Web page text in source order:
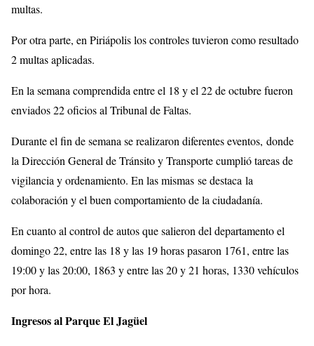
multas.
Por otra parte, en Piriápolis los controles tuvieron como resultado
2 multas aplicadas.
En la semana comprendida entre el 18 y el 22 de octubre fueron
enviados 22 oficios al Tribunal de Faltas.
Durante el fin de semana se realizaron diferentes eventos, donde
la Dirección General de Tránsito y Transporte cumplió tareas de
vigilancia y ordenamiento. En las mismas se destaca la
colaboración y el buen comportamiento de la ciudadanía.
En cuanto al control de autos que salieron del departamento el
domingo 22, entre las 18 y las 19 horas pasaron 1761, entre las
19:00 y las 20:00, 1863 y entre las 20 y 21 horas, 1330 vehículos
por hora.
Ingresos al Parque El Jagüel